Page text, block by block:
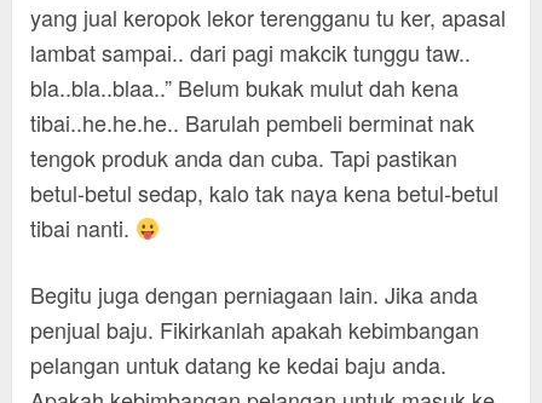
yang jual keropok lekor terengganu tu ker, apasal
lambat sampai.. dari pagi makcik tunggu taw..
bla..bla..blaa..” Belum bukak mulut dah kena
tibai..he.he.he.. Barulah pembeli berminat nak
tengok produk anda dan cuba. Tapi pastikan
betul-betul sedap, kalo tak naya kena betul-betul
tibai nanti.
Begitu juga dengan perniagaan lain. Jika anda
penjual baju. Fikirkanlah apakah kebimbangan
pelangan untuk datang ke kedai baju anda.